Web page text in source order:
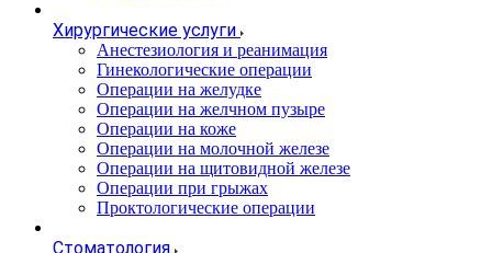
Хирургические услуги
Анестезиология и реанимация
Гинекологические операции
Операции на желудке
Операции на желчном пузыре
Операции на коже
Операции на молочной железе
Операции на щитовидной железе
Операции при грыжах
Проктологические операции
Стоматология